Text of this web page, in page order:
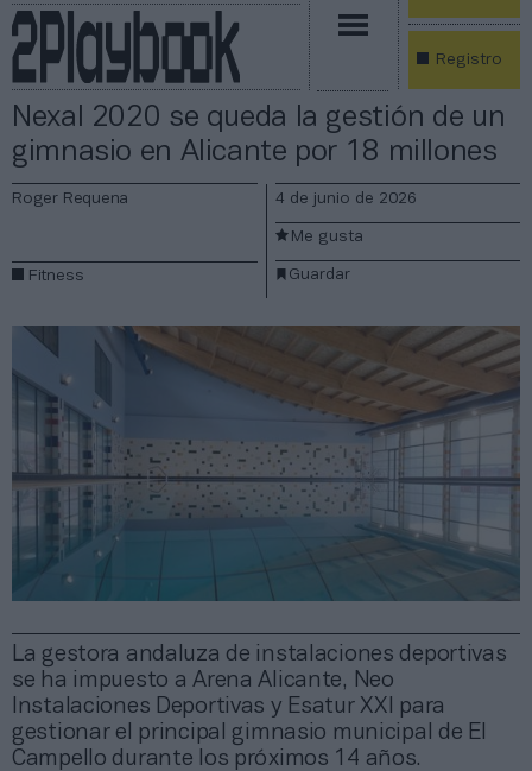
Registro
Nexal 2020 se queda la gestión de un
gimnasio en Alicante por 18 millones
La gestora andaluza de instalaciones deportivas
se ha impuesto a Arena Alicante, Neo
Instalaciones Deportivas y Esatur XXI para
gestionar el principal gimnasio municipal de El
Campello durante los próximos 14 años.
Roger Requena
Fitness
4 de junio de 2026
Guardar
Me gusta